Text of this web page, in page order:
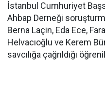
İstanbul Cumhuriyet
Ahbap Derneği
Berna Laçin, Eda Ece,
Helvacıoğlu ve Kerem
savcılığa çağrıldığı